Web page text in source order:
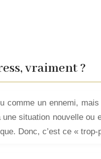
vraiment ?
comme un ennemi,
une situation nouvelle
Donc, c’est ce «